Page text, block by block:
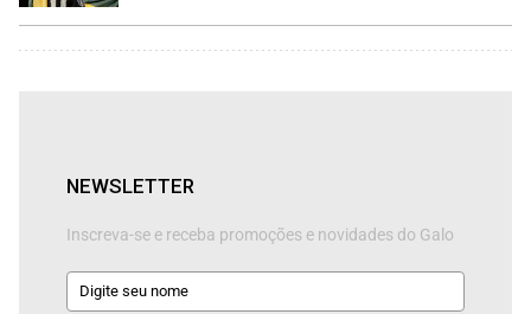
NEWSLETTER
Inscreva-se e receba promoções e novidades do Galo